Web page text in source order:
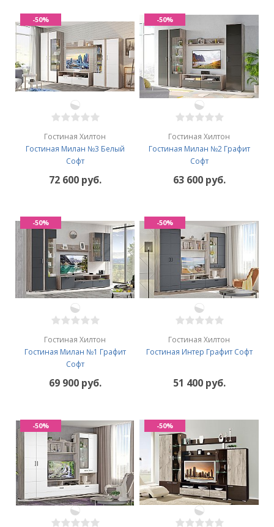
Гостиная Хилтон
Гостиная Милан №3 Белый
Софт
72 600 руб.
-50%
Гостиная Хилтон
Гостиная Милан №2 Графит
Софт
63 600 руб.
-50%
Гостиная Хилтон
Гостиная Милан №1 Графит
Софт
69 900 руб.
-50%
Гостиная Хилтон
Гостиная Интер Графит Софт
51 400 руб.
-50%
-50% -50%